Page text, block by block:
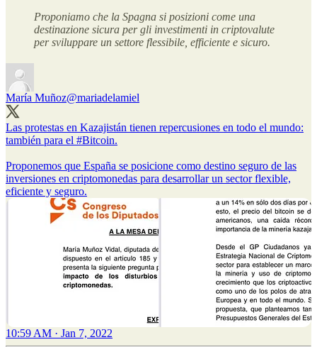
Proponiamo che la Spagna si posizioni come una
destinazione sicura per gli investimenti in criptovalute
per sviluppare un settore flessibile, efficiente e sicuro.
María Muñoz@mariadelamiel
Las protestas en Kazajistán tienen repercusiones en todo el mundo:
también para el #Bitcoin.
Proponemos que España se posicione como destino seguro de las
inversiones en criptomonedas para desarrollar un sector flexible,
eficiente y seguro.
10:59 AM · Jan 7, 2022